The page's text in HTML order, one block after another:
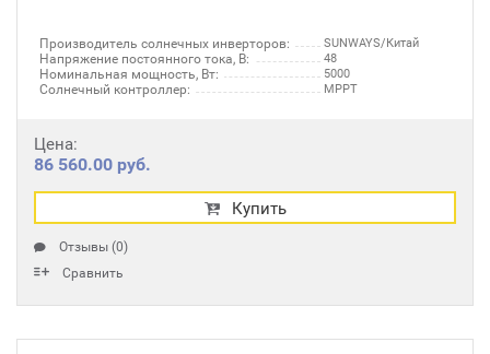
Производитель солнечных инверторов: SUNWAYS/Китай
Напряжение постоянного тока, В: 48
Номинальная мощность, Вт: 5000
Солнечный контроллер: MPPT
Цена:
86 560.00 руб.
Купить
Отзывы (0)
Сравнить